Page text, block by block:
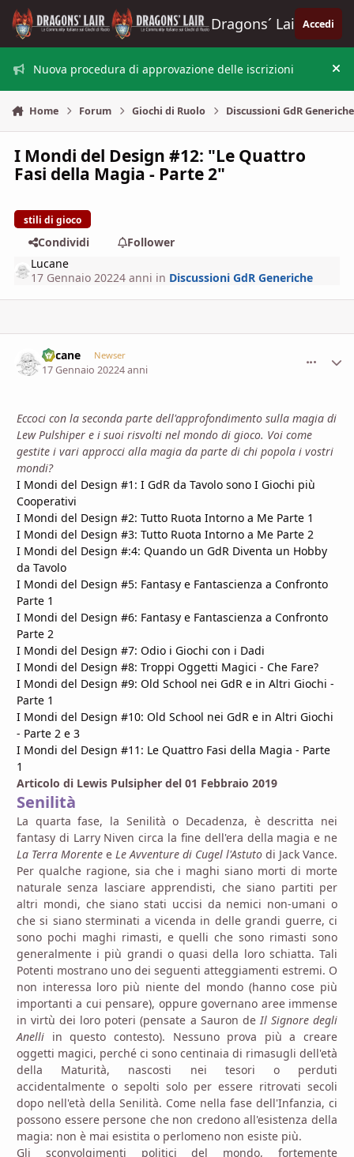
Vai al contenuto
Dragons´ Lair Accedi
Nuova procedura di approvazione delle iscrizioni
Home Forum Giochi di Ruolo Discussioni GdR Generiche
I Mondi del Design #12: "Le Quattro
Fasi della Magia - Parte 2"
stili di gioco
Condividi
Follower
Lucane
17 Gennaio 20224 anni in Discussioni GdR Generiche
Lucane Newser
17 Gennaio 20224 anni
Eccoci con la seconda parte dell'approfondimento sulla magia di
Lew Pulshiper e i suoi risvolti nel mondo di gioco. Voi come
gestite i vari approcci alla magia da parte di chi popola i vostri
mondi?
I Mondi del Design #1: I GdR da Tavolo sono I Giochi più
Cooperativi
I Mondi del Design #2: Tutto Ruota Intorno a Me Parte 1
I Mondi del Design #3: Tutto Ruota Intorno a Me Parte 2
I Mondi del Design #:4: Quando un GdR Diventa un Hobby
da Tavolo
I Mondi del Design #5: Fantasy e Fantascienza a Confronto
Parte 1
I Mondi del Design #6: Fantasy e Fantascienza a Confronto
Parte 2
I Mondi del Design #7: Odio i Giochi con i Dadi
I Mondi del Design #8: Troppi Oggetti Magici - Che Fare?
I Mondi del Design #9: Old School nei GdR e in Altri Giochi -
Parte 1
I Mondi del Design #10: Old School nei GdR e in Altri Giochi
- Parte 2 e 3
I Mondi del Design #11: Le Quattro Fasi della Magia - Parte
1
Articolo di Lewis Pulsipher del 01 Febbraio 2019
Senilità
La quarta fase, la Senilità o Decadenza, è descritta nei
fantasy di Larry Niven circa la fine dell'era della magia e ne
La Terra Morente e Le Avventure di Cugel l'Astuto di Jack Vance.
Per qualche ragione, sia che i maghi siano morti di morte
naturale senza lasciare apprendisti, che siano partiti per
altri mondi, che siano stati uccisi da nemici non-umani o
che si siano sterminati a vicenda in delle grandi guerre, ci
sono pochi maghi rimasti, e quelli che sono rimasti sono
generalmente i più grandi o quasi della loro schiatta. Tali
Potenti mostrano uno dei seguenti atteggiamenti estremi. O
non interessa loro più niente del mondo (hanno cose più
importanti a cui pensare), oppure governano aree immense
in virtù dei loro poteri (pensate a Sauron de Il Signore degli
Anelli in questo contesto). Nessuno prova più a creare
oggetti magici, perché ci sono centinaia di rimasugli dell'età
della Maturità, nascosti nei tesori o perduti
accidentalmente o sepolti solo per essere ritrovati secoli
dopo nell'età della Senilità. Come nella fase dell'Infanzia, ci
possono essere persone che non credono all'esistenza della
magia: non è mai esistita o perlomeno non esiste più.
Gli sconvolgimenti politici del mondo, fortemente